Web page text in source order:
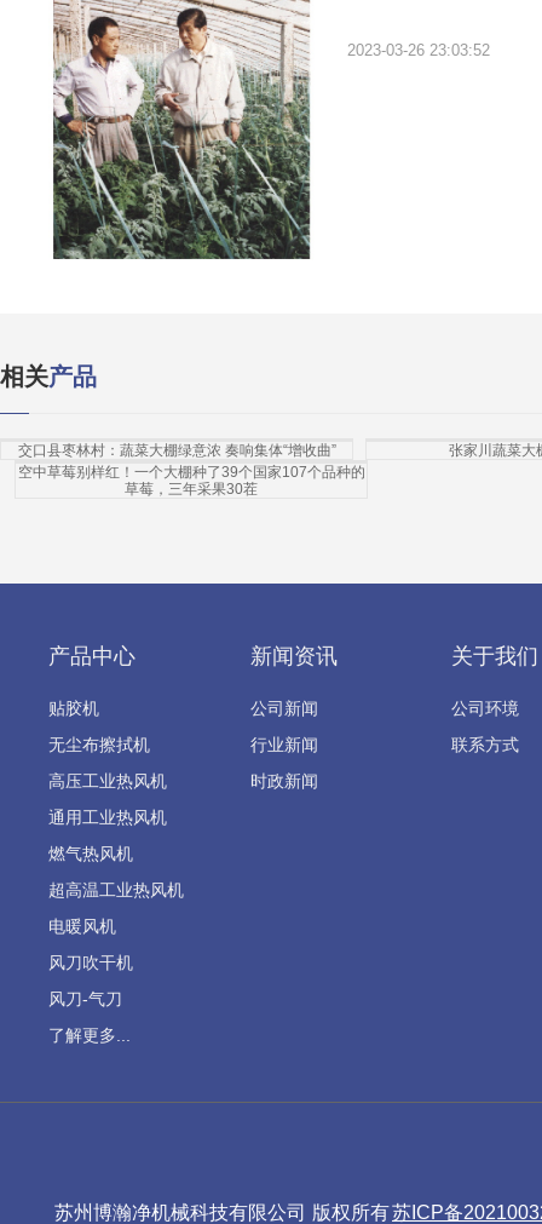
2023-03-26 23:03:52
相关产品
交口县枣林村：蔬菜大棚绿意浓 奏响集体“增收曲”
张家川蔬菜大
空中草莓别样红！一个大棚种了39个国家107个品种的
草莓，三年采果30茬
产品中心
贴胶机
无尘布擦拭机
高压工业热风机
通用工业热风机
燃气热风机
超高温工业热风机
电暖风机
风刀吹干机
风刀-气刀
了解更多...
新闻资讯
公司新闻
行业新闻
时政新闻
关于我们
公司环境
联系方式
苏州博瀚净机械科技有限公司 版权所有苏ICP备